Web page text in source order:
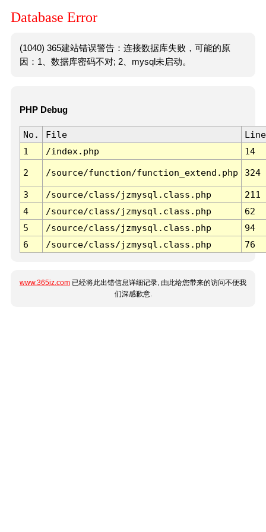
Database Error
(1040) 365建站错误警告：连接数据库失败，可能的原
因：1、数据库密码不对; 2、mysql未启动。
PHP Debug
No. File
Line
1
/index.php 14
2 /source/function/function_extend.php 324
3 /source/class/jzmysql.class.php
211
4
/source/class/jzmysql.class.php
62
5
/source/class/jzmysql.class.php
94
6
/source/class/jzmysql.class.php 76
www.365jz.com 已经将此出错信息详细记录, 由此给您带来的访问不便我
们深感歉意.